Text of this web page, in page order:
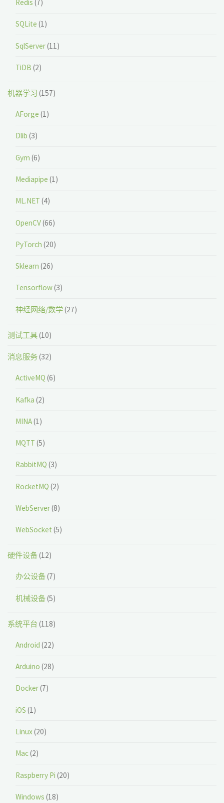
Redis (7)
SQLite (1)
SqlServer(11)
TiDB (2)
机器学习 (157)
AForge (1)
Dlib (3)
Gym (6)
Mediapipe (1)
ML.NET (4)
OpenCV(66)
PyTorch (20)
Sklearn (26)
Tensorflow(3)
神经网络/数学(27)
测试工具(10)
消息服务(32)
ActiveMQ (6)
Kafka (2)
MINA(1)
MQTT (5)
RabbitMQ (3)
RocketMQ (2)
WebServer(8)
WebSocket (5)
硬件设备(12)
办公设备(7)
机械设备(5)
系统平台 (118)
Android (22)
Arduino (28)
Docker(7)
iOS (1)
Linux(20)
Mac(2)
Raspberry Pi (20)
Windows (18)